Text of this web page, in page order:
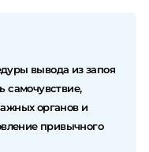
вывода из запоя
самочувствие,
органов и
привычного